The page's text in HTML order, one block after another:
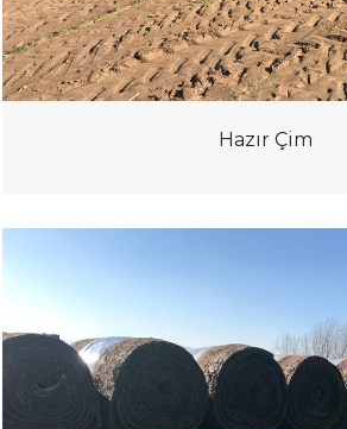
Hazır Çim